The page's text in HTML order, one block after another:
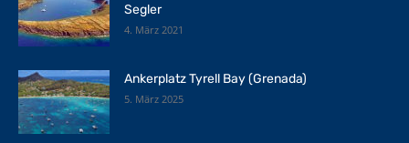
Segler
4. März 2021
Ankerplatz Tyrell Bay (Grenada)
5. März 2025